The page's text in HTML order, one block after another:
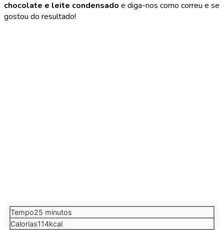
chocolate e leite condensado e diga-nos como correu e se
gostou do resultado!
Tempo25 minutos
minutos
Calorias114kcal